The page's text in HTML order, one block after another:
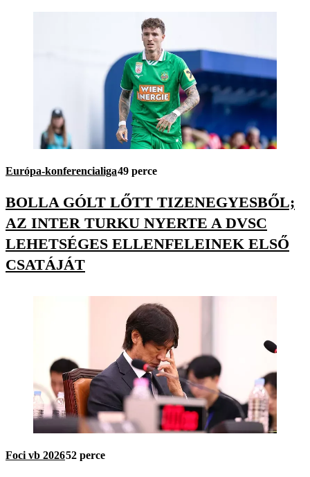
Európa-konferencialiga49 perce
BOLLA GÓLT LŐTT TIZENEGYESBŐL;
AZ INTER TURKU NYERTE A DVSC
LEHETSÉGES ELLENFELEINEK ELSŐ
CSATÁJÁT
Foci vb 202652 perce